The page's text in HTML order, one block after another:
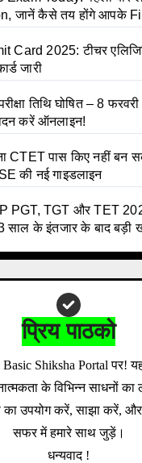
जानें कैसे तय होंगे आपके
Card 2025: टीचर
जारी
तिथि घोषित – 8
करें ऑनलाइन!
CTET पास किए नहीं बन
की नई गाइडलाइन
PGT, TGT और TET 2025
साल के इंतजार के बाद बड़ी
प्रिय पाठको
Shiksha Portal पर!
के विभिन्न साधनों का
का उपयोग करें, साझा करें,
सफर में हमारे साथ जुड़ें।
धन्यवाद !